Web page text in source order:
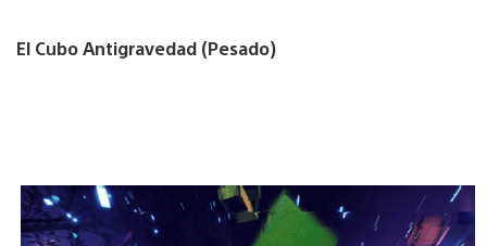
El Cubo Antigravedad (Pesado)